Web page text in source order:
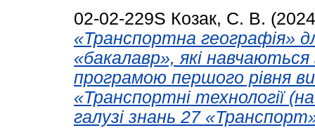
02-02-229S Козак, С. В.
«Транспортна географія»
«бакалавр», які
програмою першого рівня
«Транспортні технології
галузі знань 27